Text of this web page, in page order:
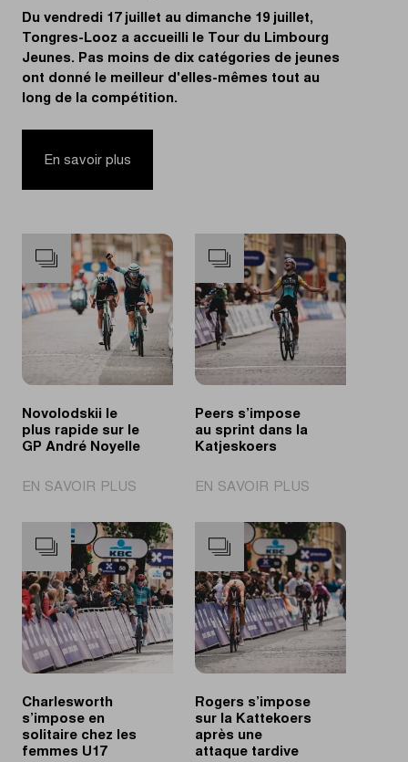
Du vendredi 17 juillet au dimanche 19 juillet,
Tongres-Looz a accueilli le Tour du Limbourg
Jeunes. Pas moins de dix catégories de jeunes
ont donné le meilleur d'elles-mêmes tout au
long de la compétition.
En savoir plus
Novolodskii le
plus rapide sur le
GP André Noyelle
EN SAVOIR PLUS
le
plus
rapide
sur
le
GP
André
Noyelle
Peers s’impose
au sprint dans la
Katjeskoers
EN SAVOIR PLUS
s’impose
au
sprint
dans
la
Katjeskoers
Charlesworth
s’impose en
solitaire chez les
femmes U17
Rogers s’impose
sur la Kattekoers
après une
attaque tardive